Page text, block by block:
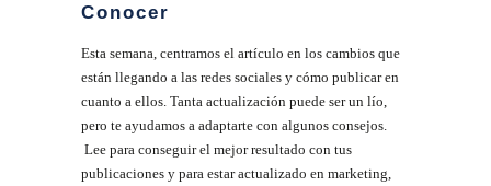
Conocer
Esta semana, centramos el artículo en los cambios que
están llegando a las redes sociales y cómo publicar en
cuanto a ellos. Tanta actualización puede ser un lío,
pero te ayudamos a adaptarte con algunos consejos.
Lee para conseguir el mejor resultado con tus
publicaciones y para estar actualizado en marketing,